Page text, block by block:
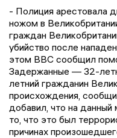
- Полиция арестовала
ножом в
граждан
убийство после
этом BBC сообщил
Задержанные — 32-
летний гражданин
происхождения,
добавил, что на данный
то, что это был
причинах